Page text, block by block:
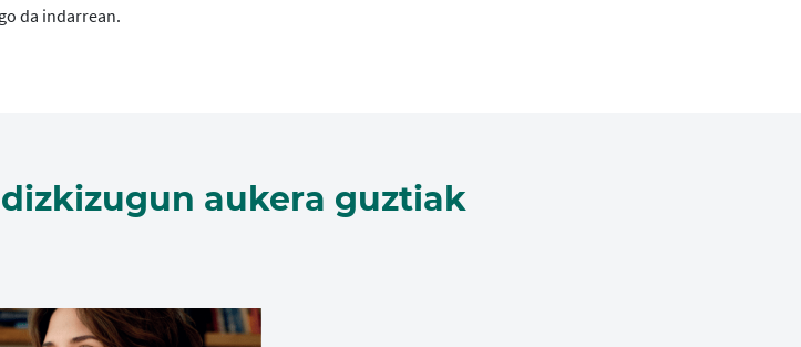
da indarrean.
aukera guztiak